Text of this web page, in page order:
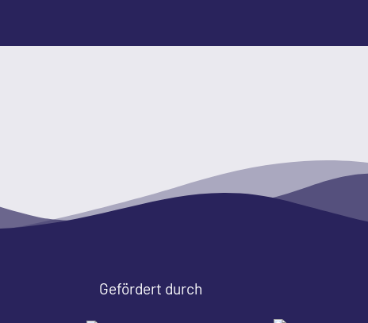
Gefördert durch